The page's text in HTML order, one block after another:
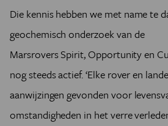
Die kennis hebben we met name te
geochemisch onderzoek van de
Marsrovers Spirit, Opportunity en
nog steeds actief.‘Elke rover en
aanwijzingen gevonden voor
omstandigheden in het verre